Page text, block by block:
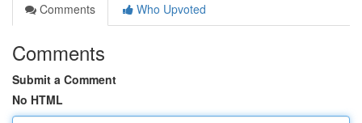
Comments
Who Upvoted
Comments
Submit a Comment
No HTML